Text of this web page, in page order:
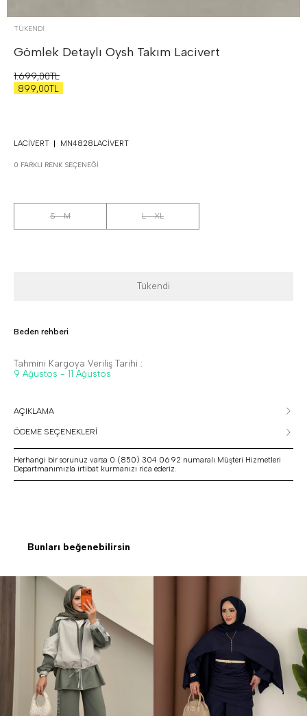
TÜKENDI
Gömlek Detaylı Oysh Takım Lacivert
1.699,00TL
899,00TL
LACIVERT MN4828LACIVERT
0 FARKLI RENK SEÇENEĞI
S - M L - XL
Tükendi
Beden rehberi
Tahmini Kargoya Veriliş Tarihi :
9 Ağustos - 11 Ağustos
AÇIKLAMA
ÖDEME SEÇENEKLERİ
Herhangi bir sorunuz varsa 0 (850) 304 06 92 numaralı Müşteri Hizmetleri
Departmanımızla irtibat kurmanızı rica ederiz.
Bunları beğenebilirsin